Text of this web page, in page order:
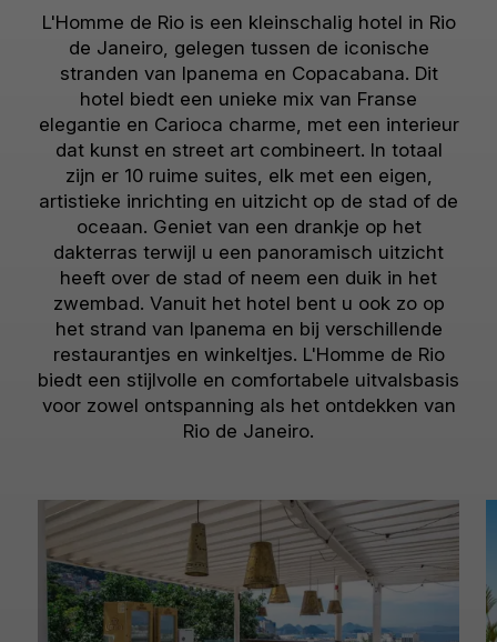
L'Homme de Rio is een kleinschalig hotel in Rio
de Janeiro, gelegen tussen de iconische
stranden van Ipanema en Copacabana. Dit
hotel biedt een unieke mix van Franse
elegantie en Carioca charme, met een interieur
dat kunst en street art combineert. In totaal
zijn er 10 ruime suites, elk met een eigen,
artistieke inrichting en uitzicht op de stad of de
oceaan. Geniet van een drankje op het
dakterras terwijl u een panoramisch uitzicht
heeft over de stad of neem een duik in het
zwembad. Vanuit het hotel bent u ook zo op
het strand van Ipanema en bij verschillende
restaurantjes en winkeltjes. L'Homme de Rio
biedt een stijlvolle en comfortabele uitvalsbasis
voor zowel ontspanning als het ontdekken van
Rio de Janeiro.